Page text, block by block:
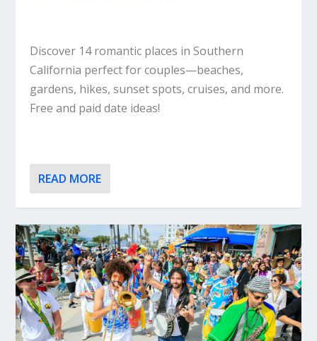
Discover 14 romantic places in Southern
California perfect for couples—beaches,
gardens, hikes, sunset spots, cruises, and more.
Free and paid date ideas!
READ MORE